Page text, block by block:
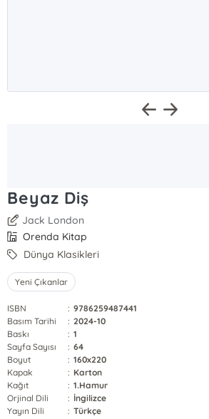
Beyaz Diş
Jack London
Orenda Kitap
Dünya Klasikleri
Yeni Çıkanlar
ISBN : 9786259487441
Basım Tarihi
: 2024-10
Baskı
: 1
Sayfa Sayısı
: 64
Boyut
: 160x220
Kapak
: Karton
Kağıt
: 1.Hamur
Orjinal Dili
: İngilizce
Yayın Dili
: Türkçe